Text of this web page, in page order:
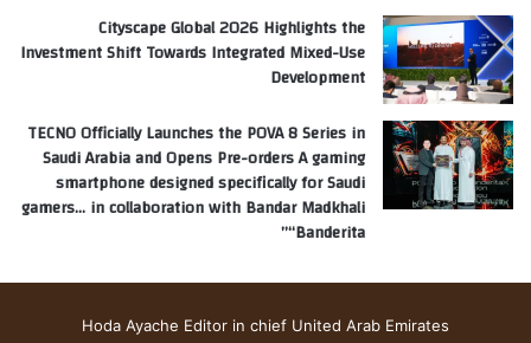
Cityscape Global 2026 Highlights the
Investment Shift Towards Integrated Mixed-Use
Development
TECNO Officially Launches the POVA 8 Series in
Saudi Arabia and Opens Pre-orders A gaming
smartphone designed specifically for Saudi
gamers… in collaboration with Bandar Madkhali
“Banderita”
Hoda Ayache Editor in chief United Arab Emirates